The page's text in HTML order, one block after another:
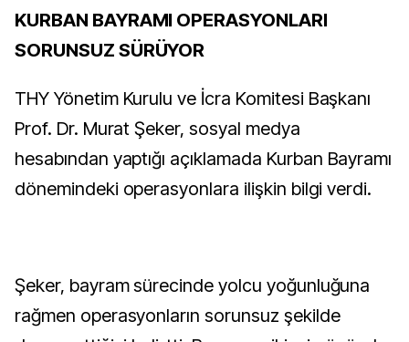
KURBAN BAYRAMI OPERASYONLARI
SORUNSUZ SÜRÜYOR
THY Yönetim Kurulu ve İcra Komitesi Başkanı
Prof. Dr. Murat Şeker, sosyal medya
hesabından yaptığı açıklamada Kurban Bayramı
dönemindeki operasyonlara ilişkin bilgi verdi.
Şeker, bayram sürecinde yolcu yoğunluğuna
rağmen operasyonların sorunsuz şekilde